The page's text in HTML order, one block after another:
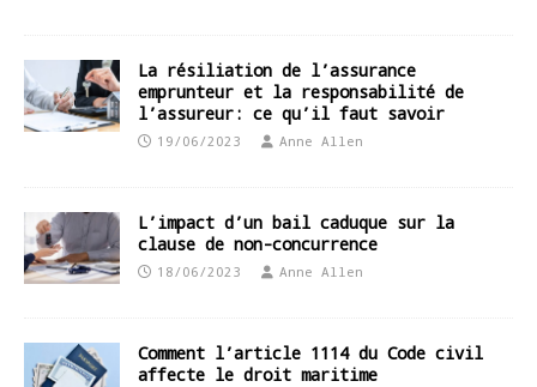
La résiliation de l’assurance
emprunteur et la responsabilité de
l’assureur: ce qu’il faut savoir
19/06/2023 Anne Allen
L’impact d’un bail caduque sur la
clause de non-concurrence
18/06/2023 Anne Allen
Comment l’article 1114 du Code civil
affecte le droit maritime